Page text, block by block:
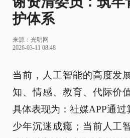
护体系
来源：光明网
2026-03-11 08:48
当前，人工智能的高度发
知、情感、教育、代际价
具体表现为：社媒APP通
少年沉迷成瘾；当前人工